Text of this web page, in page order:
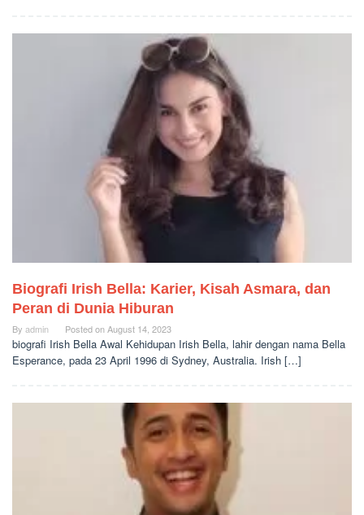
Biografi Irish Bella: Karier, Kisah Asmara, dan
Peran di Dunia Hiburan
By admin Posted onAugust 14, 2023
biografi Irish Bella Awal Kehidupan Irish Bella, lahir dengan nama Bella
Esperance, pada 23 April 1996 di Sydney, Australia. Irish […]